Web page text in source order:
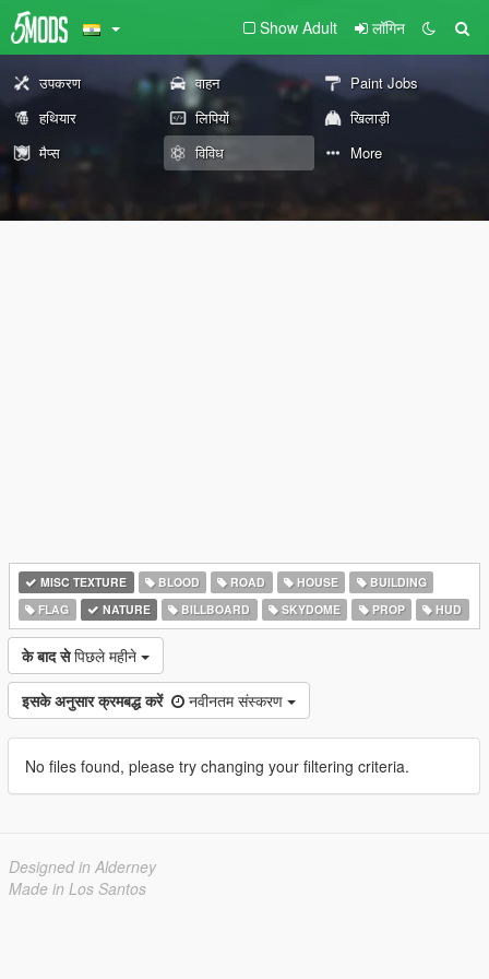
Show Adult लॉगिन
उपकरण वाहन
Paint Jobs
हथियार
लिपियों
खिलाड़ी
मैप्स
विविध More
MISC TEXTURE BLOOD ROAD HOUSE
BUILDING
FLAG
NATURE BILLBOARD SKYDOME PROP HUD
के बाद से पिछले महीने
इसके अनुसार क्रमबद्ध करें नवीनतम संस्करण
No files found, please try changing your filtering criteria.
Designed in Alderney
Made in Los Santos